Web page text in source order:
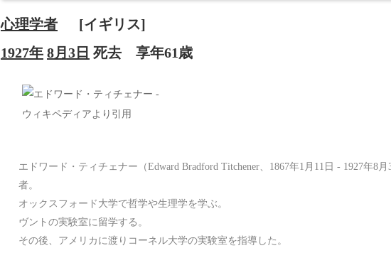
心理学者
[イギリス]
1927年 8月3日 死去 享年61歳
エドワード・ティチェナー（Edward Bradford Titchener、1867年1月11日 - 1927年8
者。
オックスフォード大学で哲学や生理学を学ぶ。
ヴントの実験室に留学する。
その後、アメリカに渡りコーネル大学の実験室を指導した。